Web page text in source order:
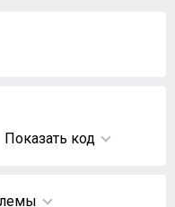
Показать код